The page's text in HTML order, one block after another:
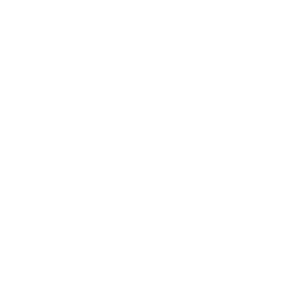
Urso Preto